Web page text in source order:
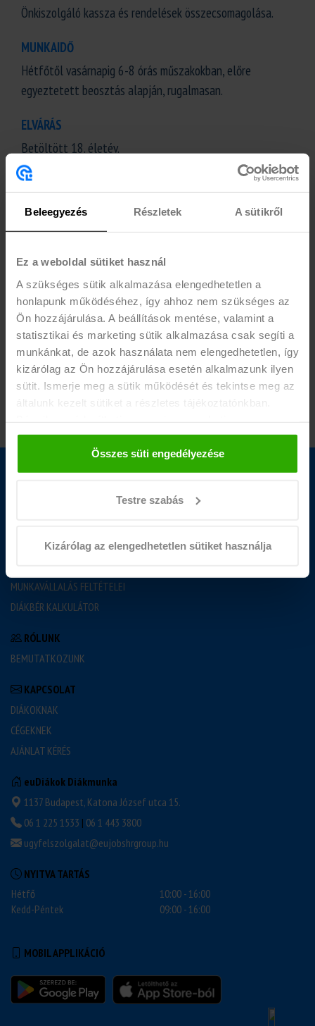
Beleegyezés Részletek A sütikről
Ez a weboldal sütiket használ
A szükséges sütik alkalmazása elengedhetetlen a
honlapunk működéséhez, így ahhoz nem szükséges az
Ön hozzájárulása. A beállítások mentése, valamint a
statisztikai és marketing sütik alkalmazása csak segíti a
munkánkat, de azok használata nem elengedhetetlen, így
kizárólag az Ön hozzájárulása esetén alkalmazunk ilyen
sütit. Ismerje meg a sütik működését és tekintse meg az
általunk kezelt sütiket a részletes tájékoztatónkban.
hozzájárulását a weboldalunk láblécében található "Süti
tájékoztató" feliratra kattintva.
Összes süti engedélyezése
Testre szabás
Kizárólag az elengedhetetlen sütiket használja
Önkiszolgáló kassza és rendelések összecsomagolása.
MUNKAIDŐ
Hétfőtől vasárnapig 6-8 órás műszakokban, előre
egyeztetett beosztás alapján, rugalmasan.
ELVÁRÁS
Betöltött 18. életév.
Aktív/passzív nappali hallgatói jogviszony.
Kedves, ügyfélbarát hozzáállás.
A munkához szükséges egészségügyi kiskönyv, aminek
beszerzésében segítünk! ;)
EGYÉB INFÓ
Ellenőrizd, hogy friss önéletrajz van-e feltöltve a
profilodban!
JELENTKEZEM
DIÁKMUNKA
MUNKAVÁLLALÁS FELTÉTELEI
DIÁKBÉR KALKULÁTOR
RÓLUNK
BEMUTATKOZUNK
KAPCSOLAT
DIÁKOKNAK
CÉGEKNEK
AJÁNLAT KÉRÉS
euDiákok Diákmunka
1137 Budapest, Katona József utca 15.
06 1 225 1533 | 06 1 443 3800
ugyfelszolgalat@eujobshrgroup.hu
NYITVA TARTÁS
Hétfő
10:00 - 16:00
Kedd-Péntek
09:00 - 16:00
MOBIL APPLIKÁCIÓ